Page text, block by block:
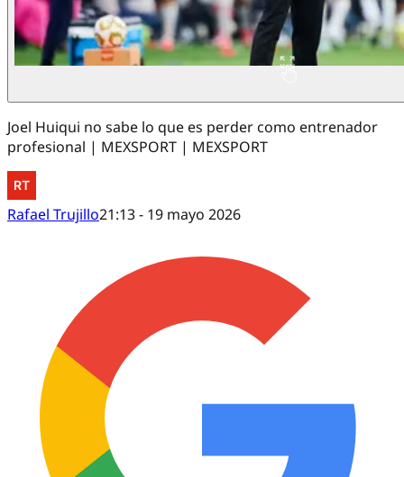
Joel Huiqui no sabe lo que es perder como entrenador
profesional | MEXSPORT | MEXSPORT
Rafael Trujillo21:13 - 19 mayo 2026